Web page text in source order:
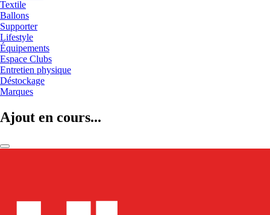
Textile
Ballons
Supporter
Lifestyle
Équipements
Espace Clubs
Entretien physique
Déstockage
Marques
Ajout en cours...